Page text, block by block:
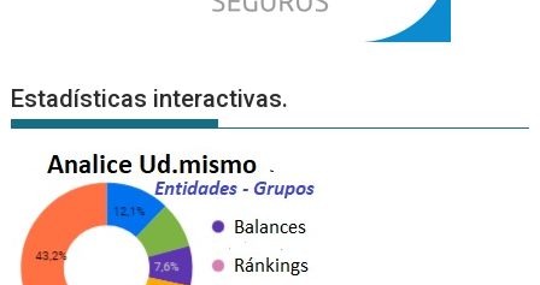
Estadísticas interactivas.